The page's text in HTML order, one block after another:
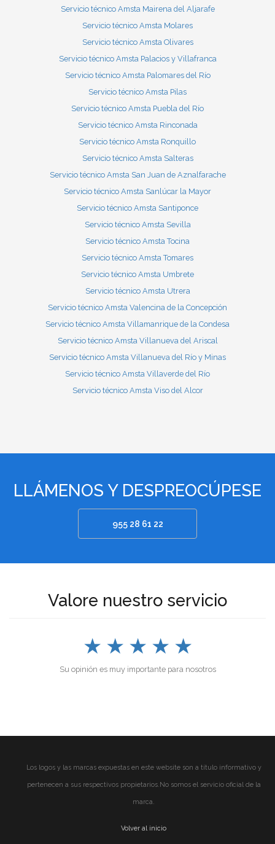
Servicio técnico Amsta Mairena del Aljarafe
Servicio técnico Amsta Molares
Servicio técnico Amsta Olivares
Servicio técnico Amsta Palacios y Villafranca
Servicio técnico Amsta Palomares del Río
Servicio técnico Amsta Pilas
Servicio técnico Amsta Puebla del Río
Servicio técnico Amsta Rinconada
Servicio técnico Amsta Ronquillo
Servicio técnico Amsta Salteras
Servicio técnico Amsta San Juan de Aznalfarache
Servicio técnico Amsta Sanlúcar la Mayor
Servicio técnico Amsta Santiponce
Servicio técnico Amsta Sevilla
Servicio técnico Amsta Tocina
Servicio técnico Amsta Tomares
Servicio técnico Amsta Umbrete
Servicio técnico Amsta Utrera
Servicio técnico Amsta Valencina de la Concepción
Servicio técnico Amsta Villamanrique de la Condesa
Servicio técnico Amsta Villanueva del Ariscal
Servicio técnico Amsta Villanueva del Río y Minas
Servicio técnico Amsta Villaverde del Río
Servicio técnico Amsta Viso del Alcor
LLÁMENOS Y DESPREOCÚPESE
955 28 61 22
Valore nuestro servicio
★ ★ ★ ★ ★
Su opinión es muy importante para nosotros
Los logos y las marcas expuestas en este website son a título informativo y
pertenecen a sus respectivos propietarios.No somos el servicio oficial de la
marca.
Volver al inicio